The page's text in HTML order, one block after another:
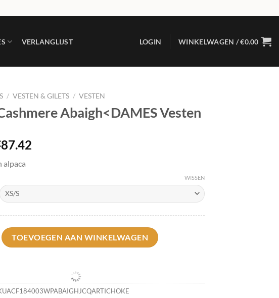
VERLANGLIJST LOGIN WINKELWAGEN /€0.00
/ VESTEN & GILETS / VESTEN
Abaigh<DAMES Vesten
87.42
alpaca
WISSEN
Abaigh<DAMES Vesten aantal
TOEVOEGEN AAN WINKELWAGEN